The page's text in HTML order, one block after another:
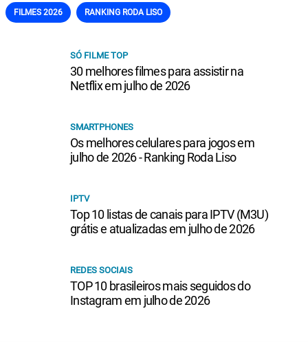
FILMES 2026 RANKING RODA LISO
SÓ FILME TOP
30 melhores filmes para assistir na
Netflix em julho de 2026
SMARTPHONES
Os melhores celulares para jogos em
julho de 2026 - Ranking Roda Liso
IPTV
Top 10 listas de canais para IPTV (M3U)
grátis e atualizadas em julho de 2026
REDES SOCIAIS
TOP 10 brasileiros mais seguidos do
Instagram em julho de 2026